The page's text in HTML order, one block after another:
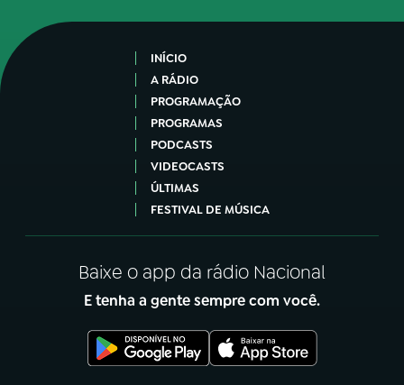
INÍCIO
A RÁDIO
PROGRAMAÇÃO
PROGRAMAS
PODCASTS
VIDEOCASTS
ÚLTIMAS
FESTIVAL DE MÚSICA
Baixe o app da rádio Nacional
E tenha a gente sempre com você.